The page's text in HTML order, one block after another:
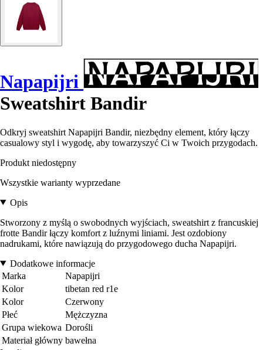
Napapijri
Sweatshirt Bandir
Odkryj sweatshirt Napapijri Bandir, niezbędny element, który łączy
casualowy styl i wygodę, aby towarzyszyć Ci w Twoich przygodach.
Produkt niedostępny
Wszystkie warianty wyprzedane
Opis
Stworzony z myślą o swobodnych wyjściach, sweatshirt z francuskiej
frotte Bandir łączy komfort z luźnymi liniami. Jest ozdobiony
nadrukami, które nawiązują do przygodowego ducha Napapijri.
Dodatkowe informacje
Marka
Napapijri
Kolor
tibetan red r1e
Kolor
Czerwony
Płeć
Mężczyzna
Grupa wiekowa Dorośli
Materiał główny bawełna